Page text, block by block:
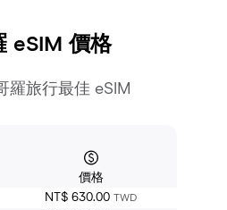
eSIM 價格
羅旅行最佳 eSIM
價格
NT$ 630.00 TWD